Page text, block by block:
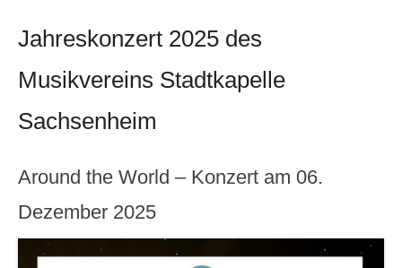
Jahreskonzert 2025 des
Musikvereins Stadtkapelle
Sachsenheim
Around the World – Konzert am 06.
Dezember 2025